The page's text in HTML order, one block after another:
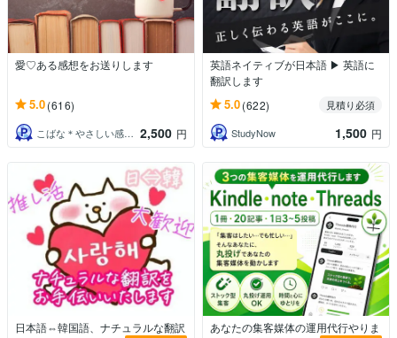
愛♡ある感想をお送りします
5.0(616)
こばな＊やさしい感想屋さん 2,500 円
英語ネイティブが日本語 ▶ 英語に
翻訳します
5.0(622)
見積り必須
StudyNow
1,500 円
日本語⇔韓国語、ナチュラルな翻訳
あなたの集客媒体の運用代行やりま